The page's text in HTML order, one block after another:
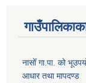
नासोँ गा.पा. को
आधार तथा मापदण्ड